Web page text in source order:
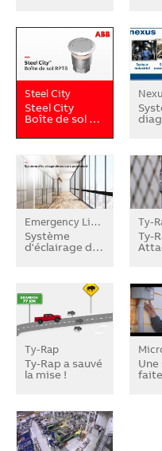
Steel City
Steel City
Boîte de sol …
Emergency Lighting
Système
d'éclairage d…
Ty-
Ty-
Ty-Rap
Ty-Rap a sauvé
la mise !